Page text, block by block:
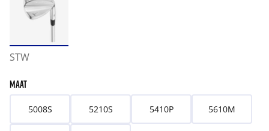
STW
MAAT
5008S 5210S 5410P 5610M